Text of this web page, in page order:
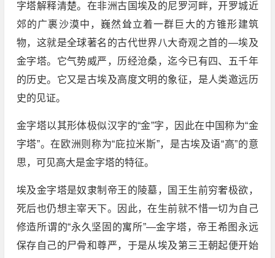
字塔解释清楚。在非洲古国埃及的尼罗河畔，开罗城近
郊的广裹沙漠中，巍然耸立着一群巨大的方锥形建筑
物，这就是全球著名的古代世界八大奇观之首的—埃及
金字塔。它气势威严，历经沧桑，迄今已有四、五千年
的历史。它又是古埃及高度文明的象征，是人类邀远历
史的见证。
金字塔以其形体极似汉字的“金”字，因此在中国称为“金
字塔”。在欧洲则称为“庇拉米斯”，是古埃及语“高”的意
思，可见高大是金字塔的特征。
埃及金字塔是奴隶制帝王的陵墓，国王生前穷奢极欲，
死后也仍想主宰天下。因此，在生前就不惜一切为自己
修造所谓的“永久坚固的寓所”—金字塔，帝王希图永远
保存自己的尸骨和尊严，于是从埃及第三王朝起便开始